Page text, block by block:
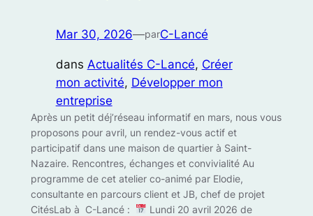
Mar 30, 2026—parC-Lancé
dans Actualités C-Lancé, Créer
mon activité, Développer mon
entreprise
Après un petit déj’réseau informatif en mars, nous vous
proposons pour avril, un rendez-vous actif et
participatif dans une maison de quartier à Saint-
Nazaire. Rencontres, échanges et convivialité Au
programme de cet atelier co-animé par Elodie,
consultante en parcours client et JB, chef de projet
CitésLab à C-Lancé :
Lundi 20 avril 2026 de